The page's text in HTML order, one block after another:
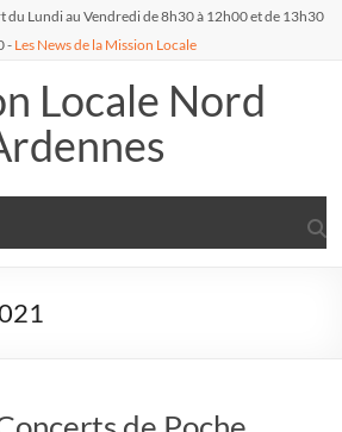
Lundi au Vendredi de 8h30 à 12h00 et de 13h30
- Les News de la Mission Locale
Locale Nord